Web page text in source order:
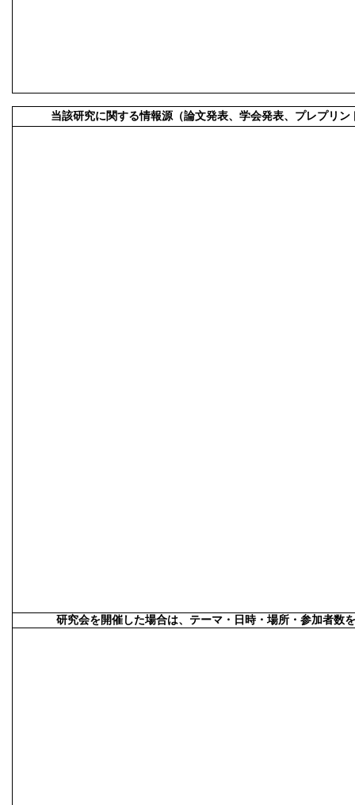
当該研究に関する情報源（論文発表、学会発表、プレプリン
研究会を開催した場合は、テーマ・日時・場所・参加者数